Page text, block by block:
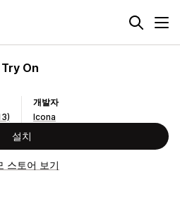
On
개발자
Icona
설치
스토어 보기